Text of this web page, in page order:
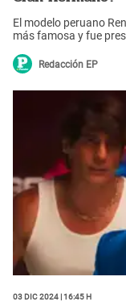
El modelo peruano
más famosa y fue
Redacción EP
03 Dic 2024 | 16:45 h